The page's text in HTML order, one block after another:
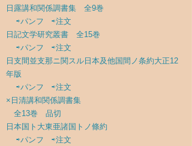
日露講和関係調書集 全9巻
⇨パンフ ⇨注文
日記文学研究叢書 全15巻
⇨パンフ ⇨注文
日支間並支那ニ関スル日本及他国間ノ条約大正12
年版
⇨パンフ ⇨注文
×日清講和関係調書集
全13巻 品切
日本国ト大東亜諸国トノ條約
⇨パンフ ⇨注文